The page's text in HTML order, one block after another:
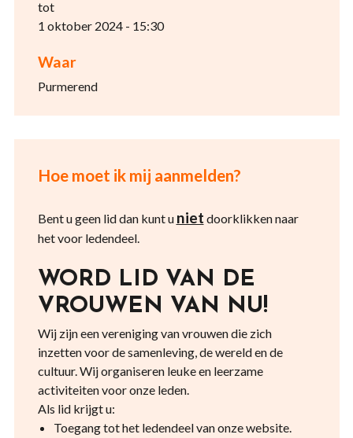
tot
1 oktober 2024 - 15:30
Waar
Purmerend
Hoe moet ik mij aanmelden?
Bent u geen lid dan kunt u niet doorklikken naar
het voor ledendeel.
WORD LID VAN DE
VROUWEN VAN NU!
Wij zijn een vereniging van vrouwen die zich
inzetten voor de samenleving, de wereld en de
cultuur. Wij organiseren leuke en leerzame
activiteiten voor onze leden.
Als lid krijgt u:
Toegang tot het ledendeel van onze website.